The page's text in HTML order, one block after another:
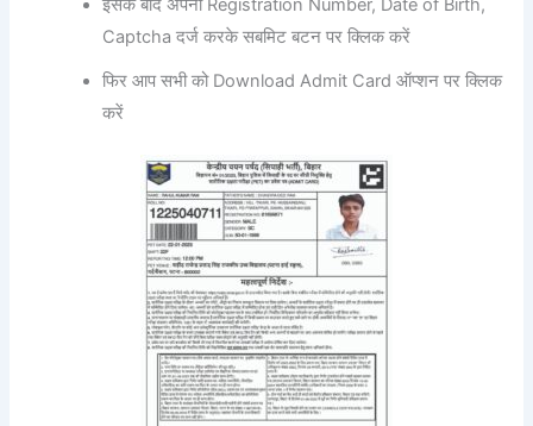
Captcha दर्ज करके सबमिट बटन पर क्लिक करें
फिर आप सभी को Download Admit Card ऑप्शन पर क्लिक
करें